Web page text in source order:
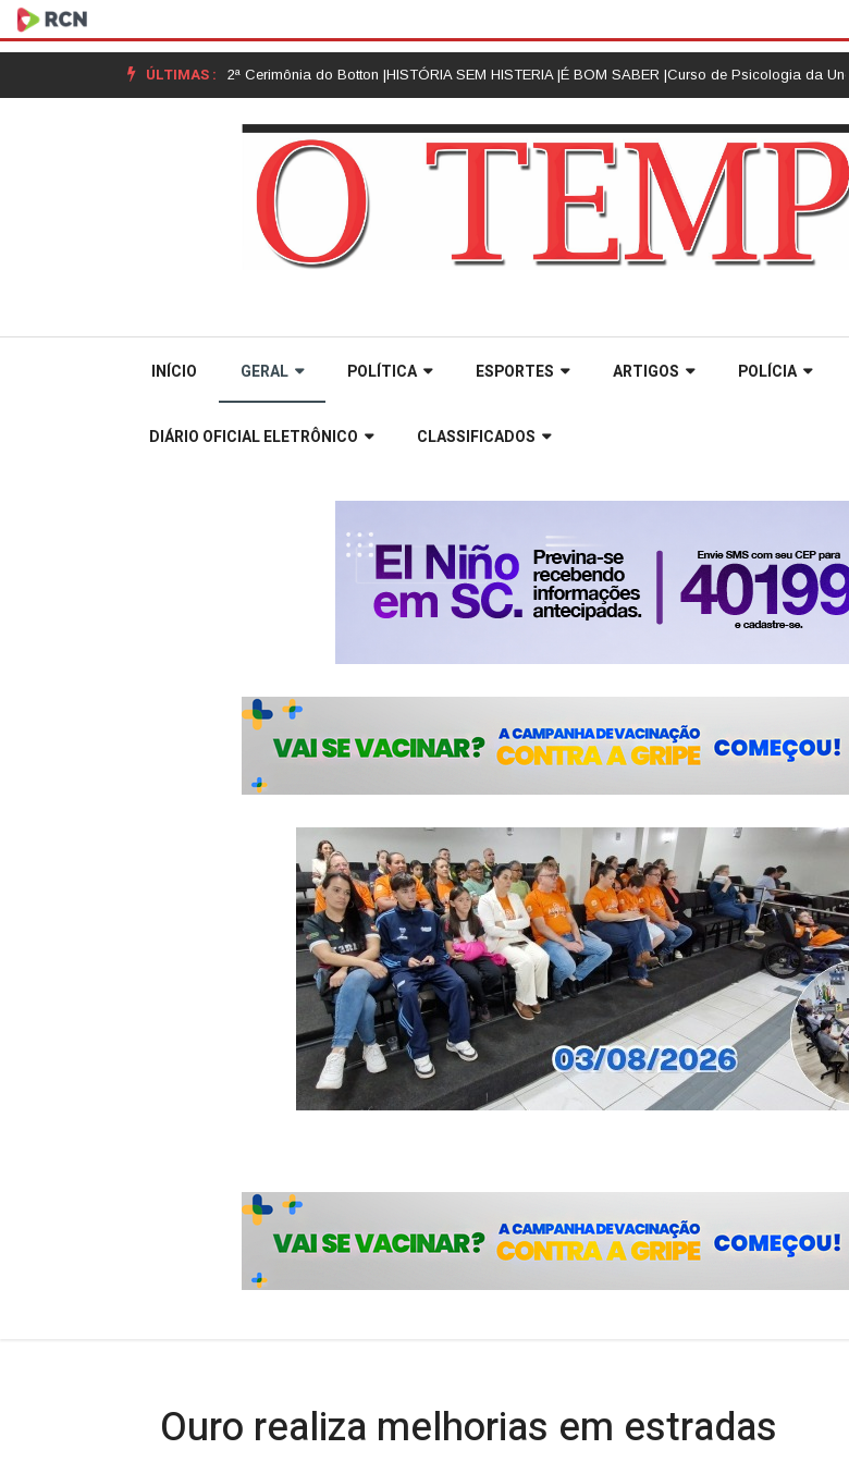
ÚLTIMAS :
da Unoesc Joaçaba realiza 2ª Cerimônia do Botton |HISTÓRIA SEM HISTERIA |É BOM SABER |Curso de Psicologia da
INÍCIO GERAL POLÍTICA ESPORTES ARTIGOS POLÍCIA
DIÁRIO OFICIAL ELETRÔNICO CLASSIFICADOS
Ouro realiza melhorias em estradas